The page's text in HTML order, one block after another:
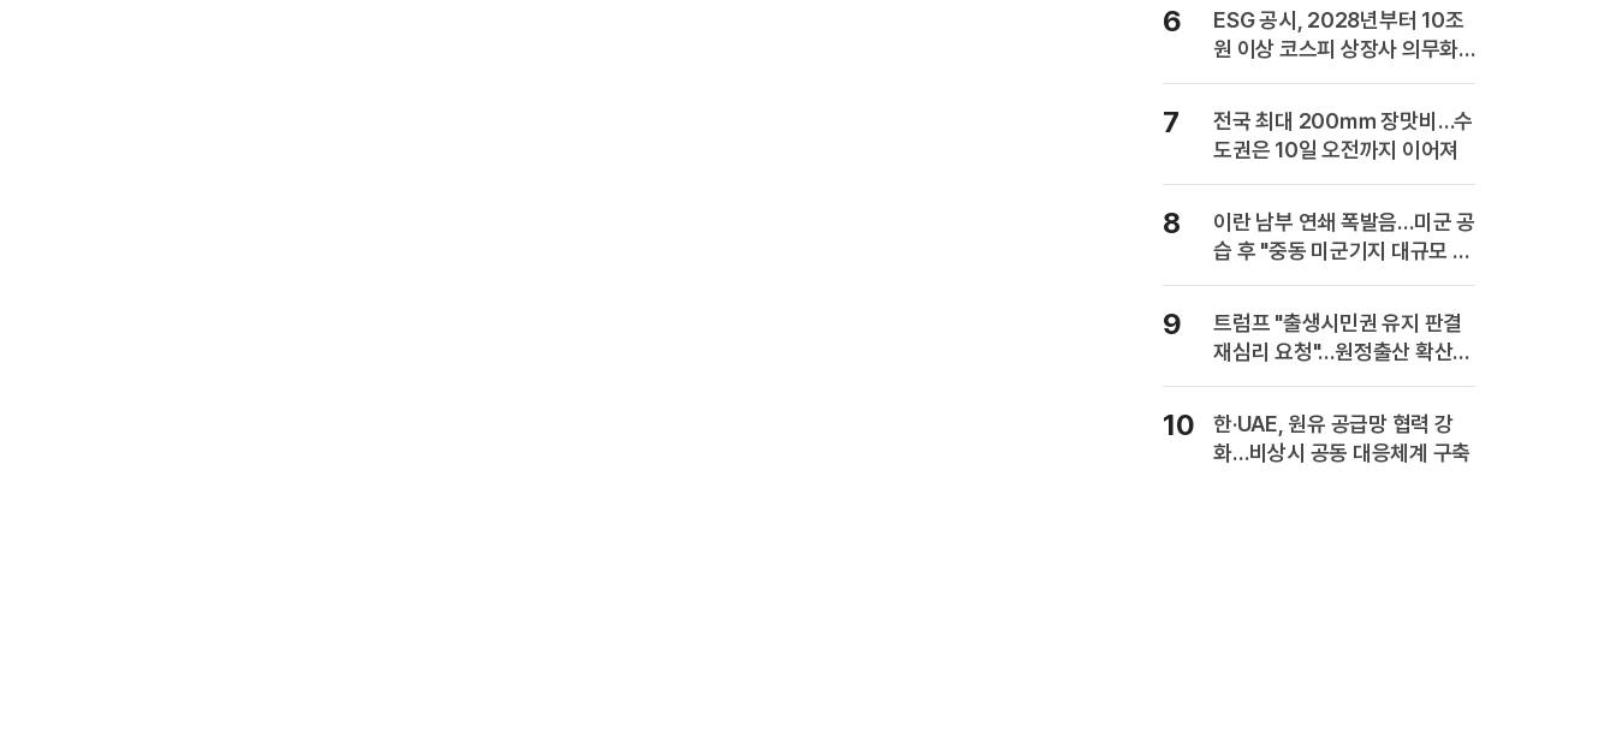
6
ESG 공시, 2028년부터 10조
원 이상 코스피 상장사 의무화…
사업보고서에 담는다
7
전국 최대 200㎜ 장맛비…수
도권은 10일 오전까지 이어져
8
이란 남부 연쇄 폭발음…미군 공
습 후 "중동 미군기지 대규모 보
복" 경고
9
트럼프 "출생시민권 유지 판결
재심리 요청"…원정출산 확산
주장
10
한·UAE, 원유 공급망 협력 강
화…비상시 공동 대응체계 구축